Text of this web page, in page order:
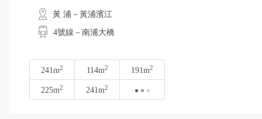
黃 浦－黃浦濱江
4號線－南浦大橋
241m2 114m2 191m2
225m2 241m2